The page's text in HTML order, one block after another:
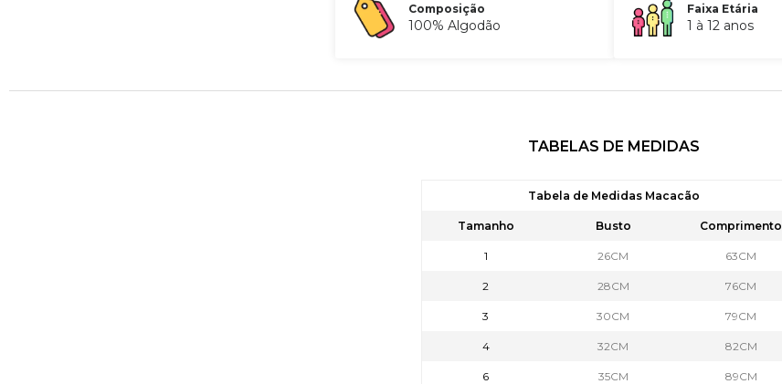
Composição
100% Algodão
Faixa Etária
1 à 12 anos
TABELAS DE MEDIDAS
Tabela de Medidas Macacão
Tamanho Busto Comprimento
1 26CM 63CM
2 28CM 76CM
3 30CM 79CM
4 32CM 82CM
6 35CM 89CM